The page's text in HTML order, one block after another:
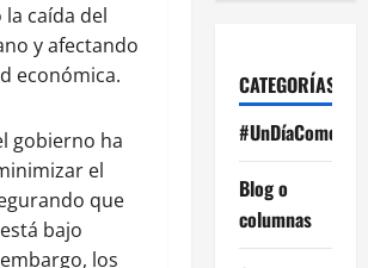
caída del
y afectando
económica.
gobierno ha
el
que
bajo
los
CATEGORÍAS
#UnDíaComoHoy
Blog o
columnas